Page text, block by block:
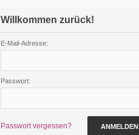
Willkommen zurück!
E-Mail-Adresse:
Passwort:
Passwort vergessen? ANMELDEN